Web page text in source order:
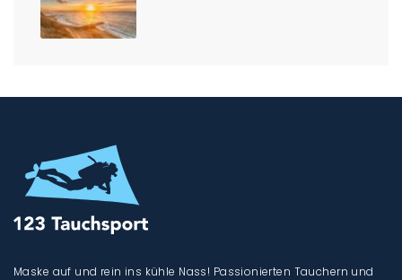
Maske auf und rein ins kühle Nass! Passionierten Tauchern und